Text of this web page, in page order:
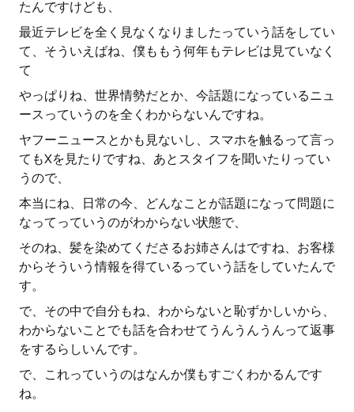
たんですけども、
最近テレビを全く見なくなりましたっていう話をしてい
て、そういえばね、僕ももう何年もテレビは見ていなく
て
やっぱりね、世界情勢だとか、今話題になっているニュ
ースっていうのを全くわからないんですね。
ヤフーニュースとかも見ないし、スマホを触るって言っ
てもXを見たりですね、あとスタイフを聞いたりってい
うので、
本当にね、日常の今、どんなことが話題になって問題に
なってっていうのがわからない状態で、
そのね、髪を染めてくださるお姉さんはですね、お客様
からそういう情報を得ているっていう話をしていたんで
す。
で、その中で自分もね、わからないと恥ずかしいから、
わからないことでも話を合わせてうんうんうんって返事
をするらしいんです。
で、これっていうのはなんか僕もすごくわかるんです
ね。